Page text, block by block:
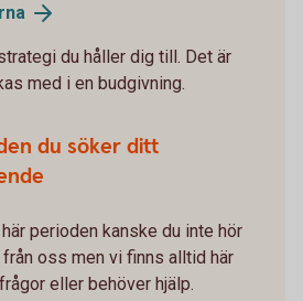
du håller dig till. Det är
med i en budgivning.
du söker ditt
perioden kanske du inte hör
oss men vi finns alltid här
eller behöver hjälp.